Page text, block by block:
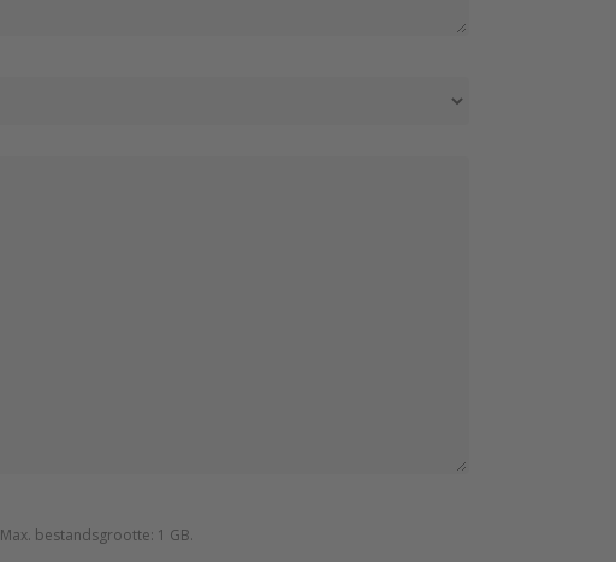
Max. bestandsgrootte: 1 GB.